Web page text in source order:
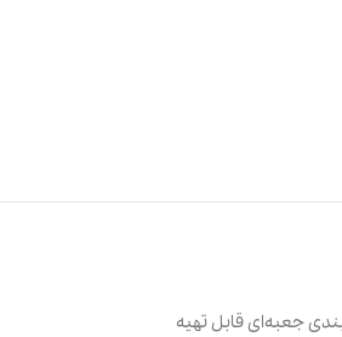
در بسته‌بندی جعبه‌ای قابل تهیه